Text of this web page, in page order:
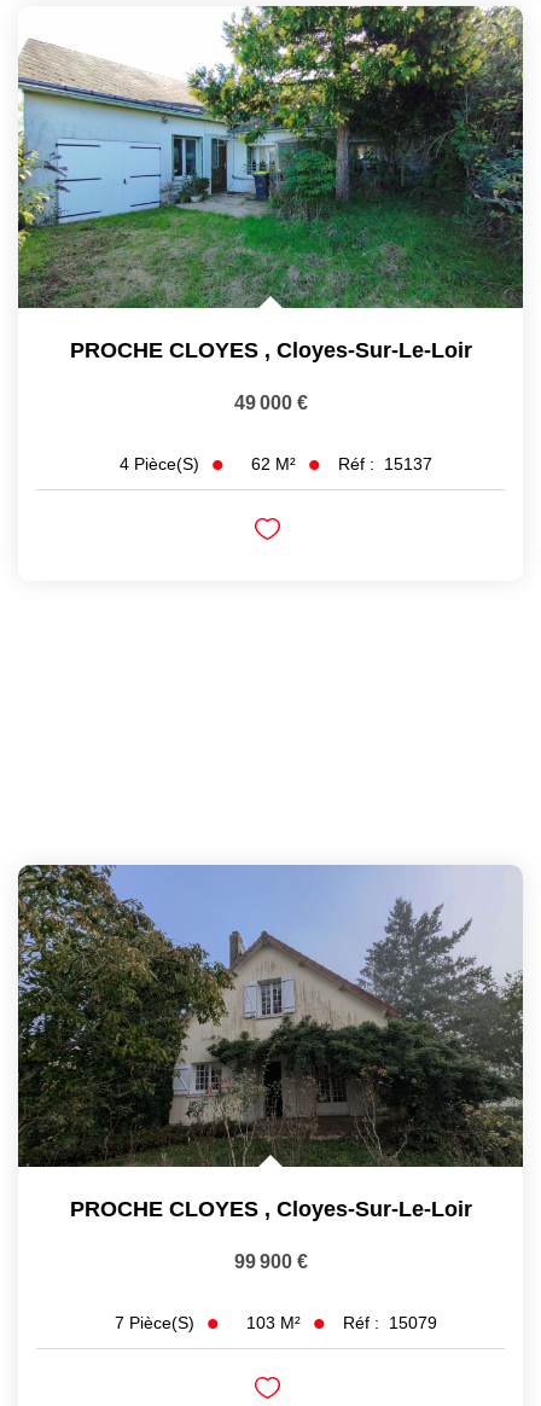
PROCHE CLOYES , Cloyes-Sur-Le-Loir
49 000 €
4 Pièce(s) 62 M² Réf : 15137
PROCHE CLOYES , Cloyes-Sur-Le-Loir
99 900 €
7 Pièce(s) 103 M² Réf : 15079